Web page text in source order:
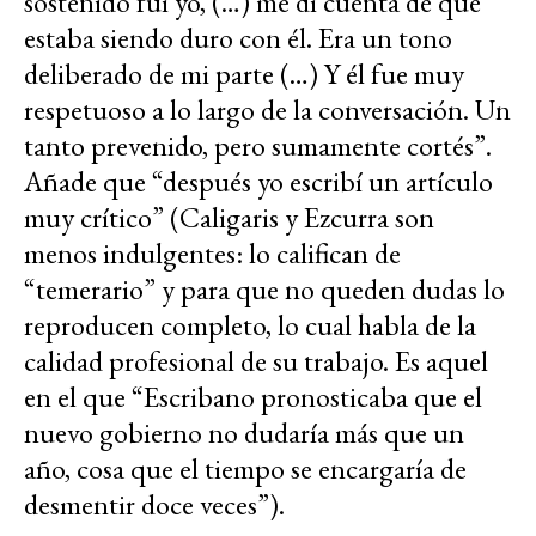
estaba siendo duro con él. Era un tono
deliberado de mi parte (…) Y él fue muy
respetuoso a lo largo de la conversación. Un
tanto prevenido, pero sumamente cortés”.
Añade que “después yo escribí un artículo
muy crítico” (Caligaris y Ezcurra son
menos indulgentes: lo califican de
“temerario” y para que no queden dudas lo
reproducen completo, lo cual habla de la
calidad profesional de su trabajo. Es aquel
en el que “Escribano pronosticaba que el
nuevo gobierno no dudaría más que un
año, cosa que el tiempo se encargaría de
desmentir doce veces”).